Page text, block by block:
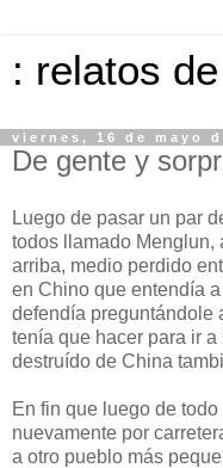
: relatos
viernes, 16 de mayo
De gente y
Luego de pasar un par
todos llamado Menglun,
arriba, medio perdido
en Chino que entendía
defendía preguntándole
tenía que hacer para ir
destruído de China
En fin que luego de
nuevamente por
a otro pueblo más